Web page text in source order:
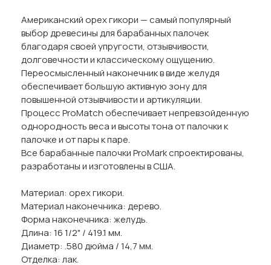
Американский орех гикори — самый популярный
выбор древесины для барабанных палочек
благодаря своей упругости, отзывчивости,
долговечности и классическому ощущению.
Переосмысленный наконечник в виде желудя
обеспечивает большую активную зону для
повышенной отзывчивости и артикуляции.
Процесс ProMatch обеспечивает непревзойденную
однородность веса и высоты тона от палочки к
палочке и от пары к паре.
Все барабанные палочки ProMark спроектированы,
разработаны и изготовлены в США.
Материал: орех гикори.
Материал наконечника: дерево.
Форма наконечника: желудь.
Длина: 16 1/2" / 419.1 мм.
Диаметр: .580 дюйма / 14,7 мм.
Отделка: лак.